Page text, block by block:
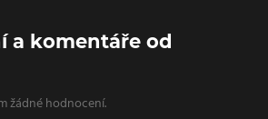
a komentáře od
žádné hodnocení.